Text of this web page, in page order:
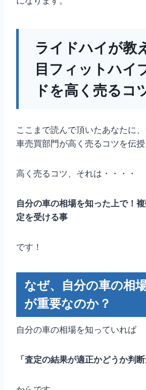
ライドハイが教
目フィットハイ
ドを高く売るコ
ここまで読んで頂いたあなたに
車売買部門が高く売るコツを伝授
高く売るコツ、それは・・・・
自分の車の相場を知った上で！
定を受ける事
です！
なぜ、自分の車の相
が重要なのか？
自分の車の相場を知っていれば
「査定の結果が適正かどうか判断